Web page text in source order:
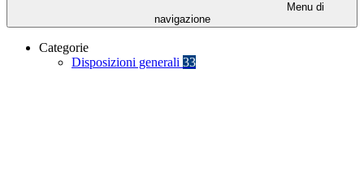
Menu di
navigazione
Categorie
Disposizioni generali 33